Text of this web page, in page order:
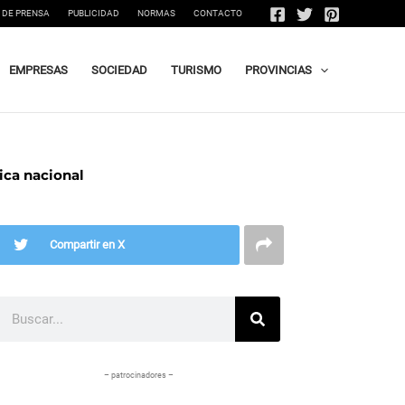
PRENSA PUBLICIDAD NORMAS CONTACTO
EMPRESAS SOCIEDAD TURISMO PROVINCIAS
nacional
Compartir en X
– patrocinadores –